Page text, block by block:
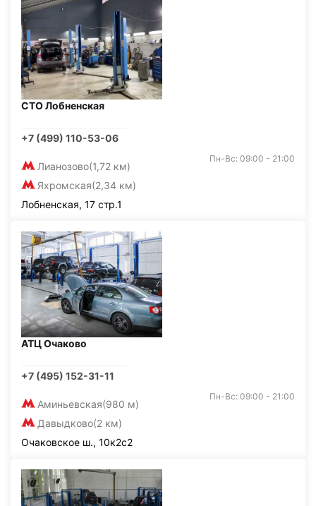
СТО Лобненская
+7 (499) 110-53-06
Лианозово(1,72 км)
Яхромская(2,34 км)
Пн-Вс: 09:00 - 21:00
Лобненская, 17 стр.1
АТЦ Очаково
+7 (495) 152-31-11
Аминьевская(980 м)
Давыдково(2 км)
Пн-Вс: 09:00 - 21:00
Очаковское ш., 10к2с2